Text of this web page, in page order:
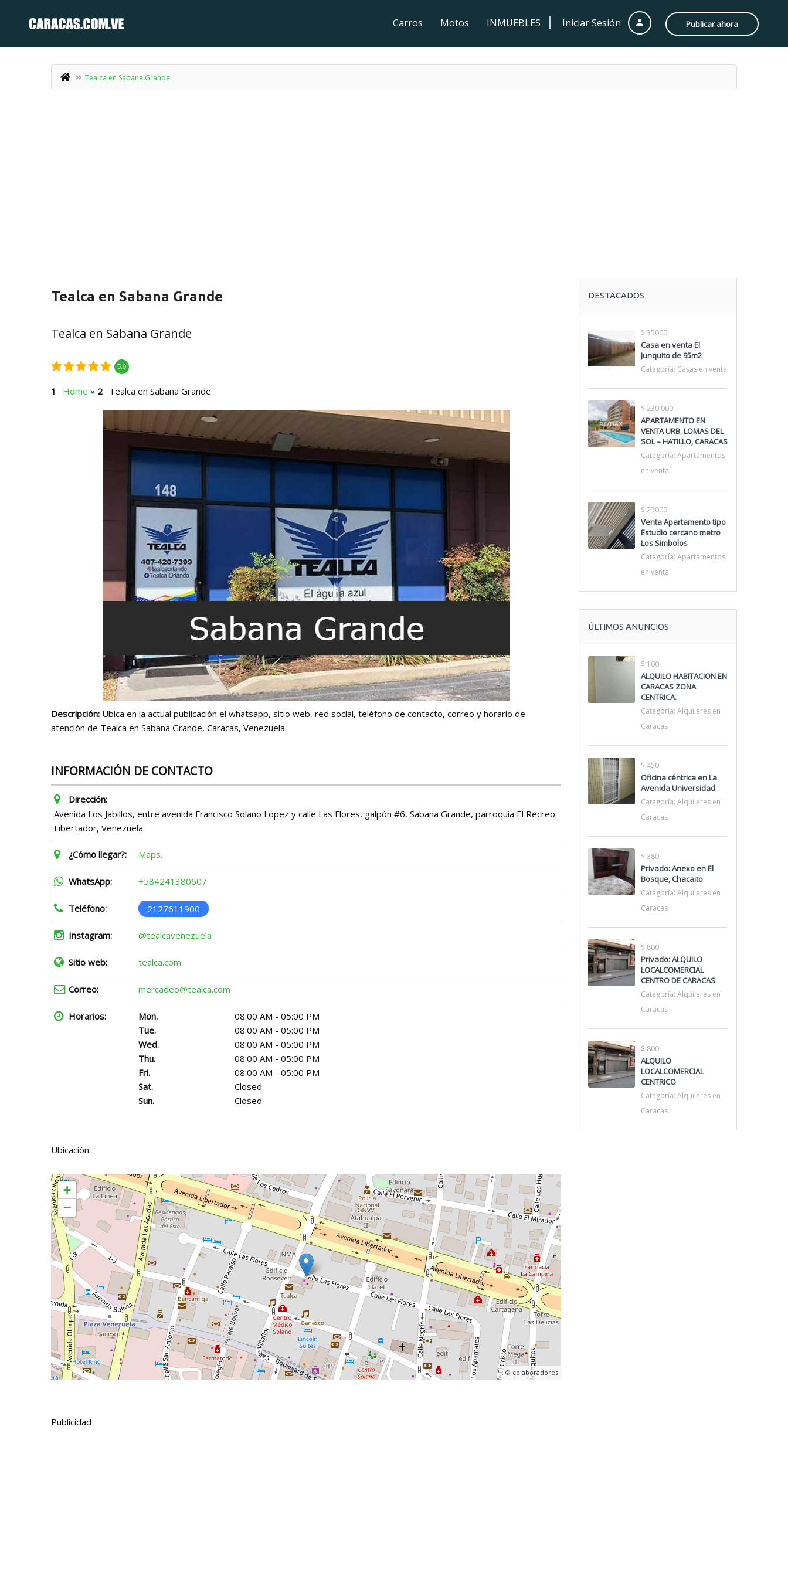
Iniciar Sesión Publicar ahora
Carros Motos INMUEBLES
Tealca en Sabana Grande
Tealca en Sabana Grande
Tealca en Sabana Grande
5.0
Home » Tealca en Sabana Grande
Descripción: Ubica en la actual publicación el whatsapp, sitio web, red social, teléfono de contacto, correo y horario de
atención de Tealca en Sabana Grande, Caracas, Venezuela.
INFORMACIÓN DE CONTACTO
Dirección:
Avenida Los Jabillos, entre avenida Francisco Solano López y calle Las Flores, galpón #6, Sabana Grande, parroquia El Recreo.
Libertador, Venezuela.
¿Cómo llegar?: Maps.
WhatsApp: +584241380607
Teléfono: 2127611900
Instagram: @tealcavenezuela
Sitio web: tealca.com
Correo: mercadeo@tealca.com
Horarios: Mon.
08:00 AM - 05:00 PM
Tue.
08:00 AM - 05:00 PM
Wed.
08:00 AM - 05:00 PM
Thu.
08:00 AM - 05:00 PM
Fri.
08:00 AM - 05:00 PM
Sat.
Closed
Sun.
Closed
Ubicación:
+
−
, © colaboradores
Publicidad
DESTACADOS
$ 35000
Casa en venta El
Junquito de 95m2
Categoría: Casas en venta
$ 230.000
APARTAMENTO EN
VENTA URB. LOMAS DEL
SOL – HATILLO, CARACAS
Categoría: Apartamentos
en venta
$ 23000
Venta Apartamento tipo
Estudio cercano metro
Los Simbolos
Categoría: Apartamentos
en venta
ÚLTIMOS ANUNCIOS
$ 100
ALQUILO HABITACION EN
CARACAS ZONA
CENTRICA.
Categoría: Alquileres en
Caracas
$ 450
Oficina céntrica en La
Avenida Universidad
Categoría: Alquileres en
Caracas
$ 380
Privado: Anexo en El
Bosque, Chacaito
Categoría: Alquileres en
Caracas
$ 800
Privado: ALQUILO
LOCALCOMERCIAL
CENTRO DE CARACAS
Categoría: Alquileres en
Caracas
$ 800
ALQUILO
LOCALCOMERCIAL
CENTRICO
Categoría: Alquileres en
Caracas